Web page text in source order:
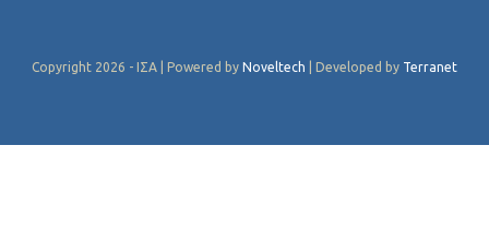
Copyright 2026 - ΙΣΑ | Powered by Noveltech | Developed by Terranet